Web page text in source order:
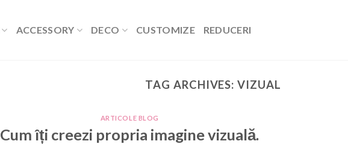
ACCESSORY DECO CUSTOMIZE REDUCERI
TAG ARCHIVES:VIZUAL
ARTICOLE BLOG
Cum îți creezi propria imagine vizuală.